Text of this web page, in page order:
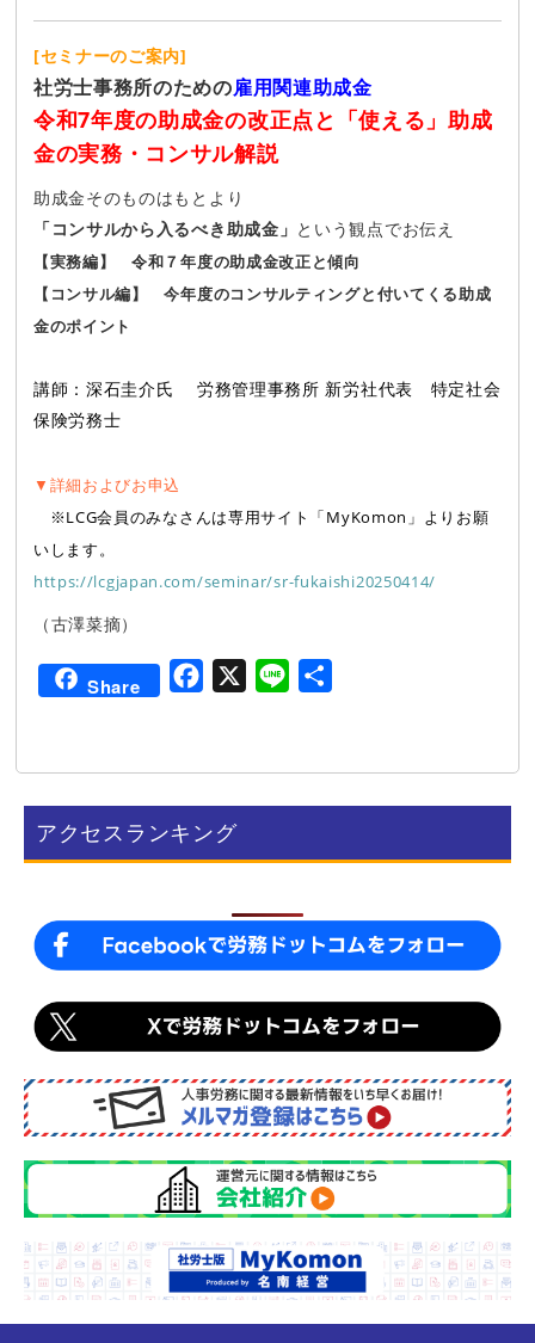
[セミナーのご案内]
社労士事務所のための雇用関連助成金
令和7年度の助成金の改正点と「使える」助成
金の実務・コンサル解説
助成金そのものはもとより
「コンサルから入るべき助成金」 という観点でお伝え
【実務編】 令和７年度の助成金改正と傾向
【コンサル編】 今年度のコンサルティングと付いてくる助成
金のポイント
講師：深石圭介氏 労務管理事務所 新労社代表 特定社会
保険労務士
▼詳細およびお申込
※LCG会員のみなさんは専用サイト「MyKomon」よりお願
いします。
https://lcgjapan.com/seminar/sr-fukaishi20250414/
（古澤菜摘）
Share
e
b
o
e
アクセスランキング